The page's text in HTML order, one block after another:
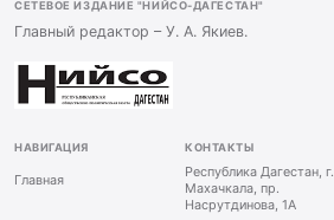
СЕТЕВОЕ ИЗДАНИЕ "НИЙСО-ДАГЕСТАН"
Главный редактор – У. А. Якиев.
НАВИГАЦИЯ
Главная
КОНТАКТЫ
Республика Дагестан, г.
Махачкала, пр.
Насрутдинова, 1А